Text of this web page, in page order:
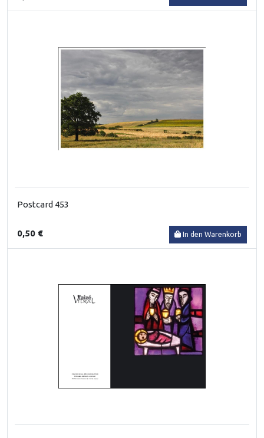
Postcard 453
0,50 € In den Warenkorb